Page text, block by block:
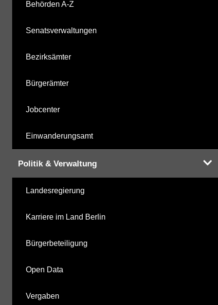
Behörden A-Z
Senatsverwaltungen
Bezirksämter
Bürgerämter
Jobcenter
Einwanderungsamt
Politik & Verwaltung
Landesregierung
Karriere im Land Berlin
Bürgerbeteiligung
Open Data
Vergaben